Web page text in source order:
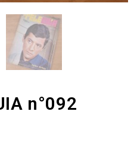
n°092